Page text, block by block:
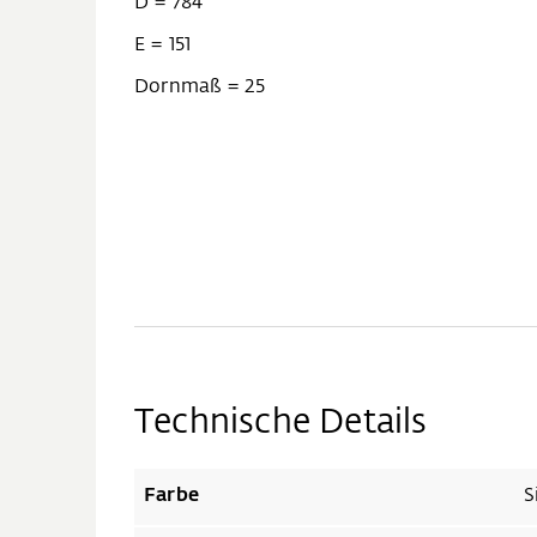
E = 151
Dornmaß = 25
Technische Details
Farbe